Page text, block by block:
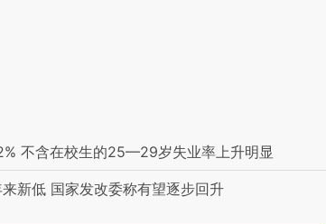
不含在校生的25—29岁失业率上升明显
新低 国家发改委称有望逐步回升